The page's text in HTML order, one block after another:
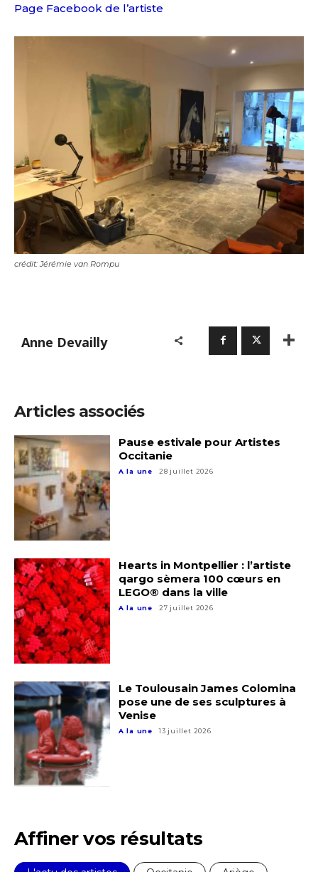
Page Facebook de l’artiste
crédit: Jérémie van Rompu
Anne Devailly
Articles associés
Pause estivale pour Artistes
Occitanie
A la une 28 juillet 2026
Hearts in Montpellier : l’artiste
qargo sèmera 100 cœurs en
LEGO® dans la ville
A la une 27 juillet 2026
Le Toulousain James Colomina
pose une de ses sculptures à
Venise
A la une 13 juillet 2026
Affiner vos résultats